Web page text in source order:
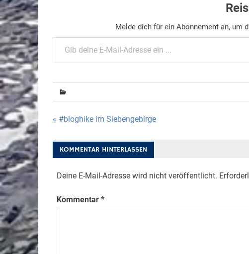
Melde dich für ein Abonnement an, um
Gib deine E-Mail-Adresse ein ...
Beitragsnavigation
« #bloghike im Siebengebirge
KOMMENTAR HINTERLASSEN
Deine E-Mail-Adresse wird nicht veröffentlicht.
Kommentar *